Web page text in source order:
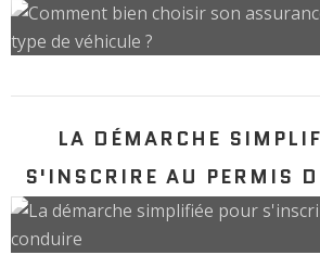
LA DÉMARCHE
S'INSCRIRE AU PERMIS